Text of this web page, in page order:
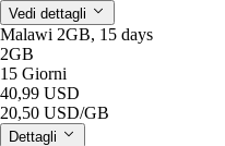
Vedi dettagli
Malawi 2GB, 15 days
2GB
15 Giorni
40,99 USD
20,50 USD/GB
Dettagli